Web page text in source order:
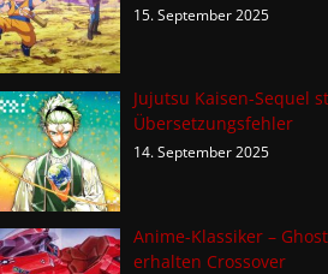
15. September 2025
Jujutsu Kaisen-Sequel
Übersetzungsfehler
14. September 2025
Anime-Klassiker –
erhalten Crossover